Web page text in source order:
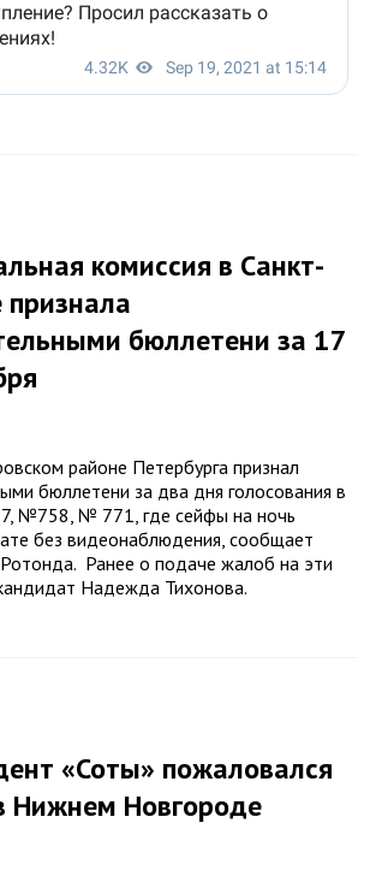
комиссия в Санкт-
признала
бюллетени за 17
районе Петербурга признал
бюллетени за два дня голосования в
№758, № 771, где сейфы на ночь
без видеонаблюдения, сообщает
Ротонда. Ранее о подаче жалоб на эти
Надежда Тихонова.
«Соты» пожаловался
Нижнем Новгороде